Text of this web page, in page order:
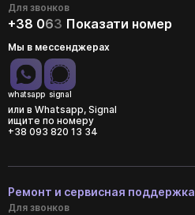
Для звонков
+38 063 Показати номер
Мы в мессенджерах
whatsapp signal
или в Whatsapp, Signal
ищите по номеру
+38 093 820 13 34
Ремонт и сервисная поддержка
Для звонков